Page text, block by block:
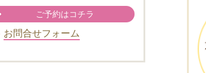
ご予約はコチラ
お問合せフォーム